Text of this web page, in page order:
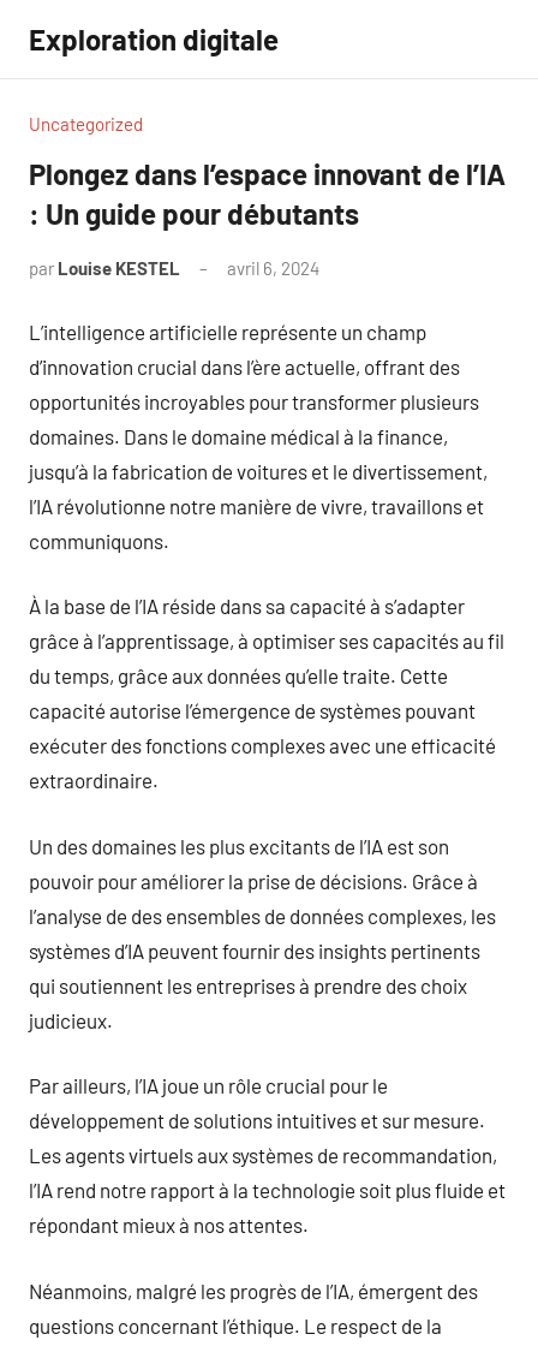
contenu
Exploration digitale
Uncategorized
Plongez dans l’espace innovant de l’IA
: Un guide pour débutants
par Louise KESTEL avril 6, 2024
L’intelligence artificielle représente un champ
d’innovation crucial dans l’ère actuelle, offrant des
opportunités incroyables pour transformer plusieurs
domaines. Dans le domaine médical à la finance,
jusqu’à la fabrication de voitures et le divertissement,
l’IA révolutionne notre manière de vivre, travaillons et
communiquons.
À la base de l’IA réside dans sa capacité à s’adapter
grâce à l’apprentissage, à optimiser ses capacités au fil
du temps, grâce aux données qu’elle traite. Cette
capacité autorise l’émergence de systèmes pouvant
exécuter des fonctions complexes avec une efficacité
extraordinaire.
Un des domaines les plus excitants de l’IA est son
pouvoir pour améliorer la prise de décisions. Grâce à
l’analyse de des ensembles de données complexes, les
systèmes d’IA peuvent fournir des insights pertinents
qui soutiennent les entreprises à prendre des choix
judicieux.
Par ailleurs, l’IA joue un rôle crucial pour le
développement de solutions intuitives et sur mesure.
Les agents virtuels aux systèmes de recommandation,
l’IA rend notre rapport à la technologie soit plus fluide et
répondant mieux à nos attentes.
Néanmoins, malgré les progrès de l’IA, émergent des
questions concernant l’éthique. Le respect de la